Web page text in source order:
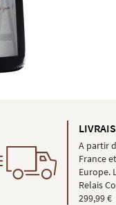
A partir
France
Europe.
Relais
299,99 €